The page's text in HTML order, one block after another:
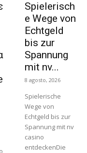
Spielerisch
e Wege von
Echtgeld
bis zur
Spannung
mit nv...
8 agosto, 2026
Spielerische
Wege von
Echtgeld bis zur
Spannung mit nv
casino
entdeckenDie